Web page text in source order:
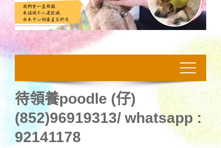
待領養poodle (仔)
(852)96919313/ whatsapp :
92141178